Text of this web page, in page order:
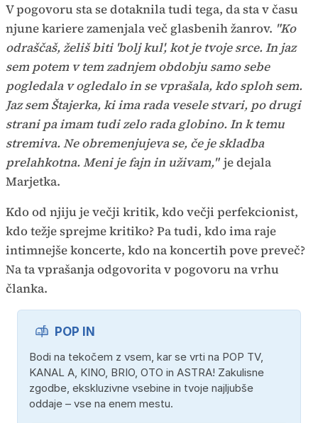
V pogovoru sta se dotaknila tudi tega, da sta v času
njune kariere zamenjala več glasbenih žanrov. "Ko
odraščaš, želiš biti 'bolj kul', kot je tvoje srce. In jaz
sem potem v tem zadnjem obdobju samo sebe
pogledala v ogledalo in se vprašala, kdo sploh sem.
Jaz sem Štajerka, ki ima rada vesele stvari, po drugi
strani pa imam tudi zelo rada globino. In k temu
stremiva. Ne obremenjujeva se, če je skladba
prelahkotna. Meni je fajn in uživam," je dejala
Marjetka.
Kdo od njiju je večji kritik, kdo večji perfekcionist,
kdo težje sprejme kritiko? Pa tudi, kdo ima raje
intimnejše koncerte, kdo na koncertih pove preveč?
Na ta vprašanja odgovorita v pogovoru na vrhu
članka.
POP IN
Bodi na tekočem z vsem, kar se vrti na POP TV,
KANAL A, KINO, BRIO, OTO in ASTRA! Zakulisne
zgodbe, ekskluzivne vsebine in tvoje najljubše
oddaje – vse na enem mestu.